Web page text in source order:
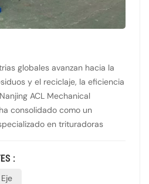
globales avanzan hacia la
y el reciclaje, la eficiencia
ACL Mechanical
consolidado como un
en trituradoras
Nanjing ACL diseña y
están diseñadas para
: